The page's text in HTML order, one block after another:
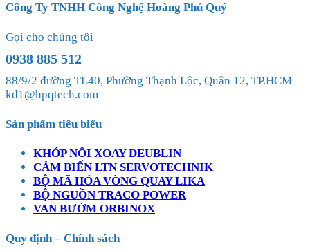
Công Ty TNHH Công Nghệ Hoàng Phú Quý
Gọi cho chúng tôi
0938 885 512
88/9/2 đường TL40, Phường Thạnh Lộc, Quận 12, TP.HCM
kd1@hpqtech.com
Sản phẩm tiêu biểu
KHỚP NỐI XOAY DEUBLIN
CẢM BIẾN LTN SERVOTECHNIK
BỘ MÃ HÓA VÒNG QUAY LIKA
BỘ NGUỒN TRACO POWER
VAN BƯỚM ORBINOX
Quy định – Chính sách